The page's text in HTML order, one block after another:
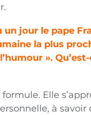
un jour le pape
la plus
».
Elle
à savoir